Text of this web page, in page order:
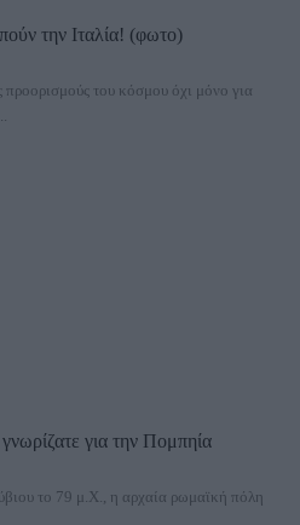
την Ιταλία! (φωτο)
προορισμούς του κόσμου όχι μόνο για
για την Πομπηία
το 79 μ.Χ., η αρχαία ρωμαϊκή πόλη